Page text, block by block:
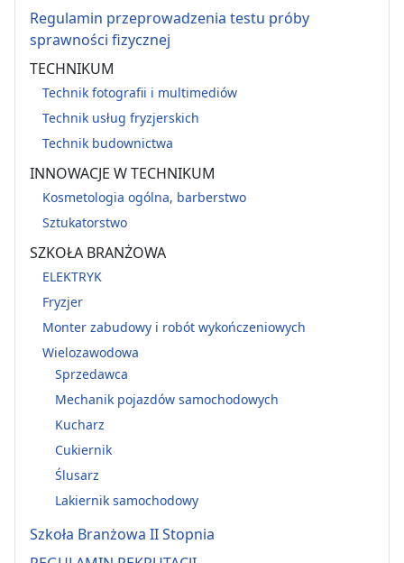
Regulamin przeprowadzenia testu próby
sprawności fizycznej
TECHNIKUM
Technik fotografii i multimediów
Technik usług fryzjerskich
Technik budownictwa
INNOWACJE W TECHNIKUM
Kosmetologia ogólna, barberstwo
Sztukatorstwo
SZKOŁA BRANŻOWA
ELEKTRYK
Fryzjer
Monter zabudowy i robót wykończeniowych
Wielozawodowa
Sprzedawca
Mechanik pojazdów samochodowych
Kucharz
Cukiernik
Ślusarz
Lakiernik samochodowy
Szkoła Branżowa II Stopnia